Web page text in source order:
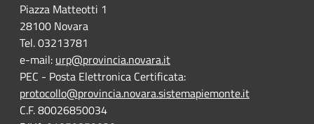
Piazza Matteotti 1
28100 Novara
Tel. 03213781
e-mail: urp@provincia.novara.it
PEC - Posta Elettronica Certificata:
protocollo@provincia.novara.sistemapiemonte.it
C.F. 80026850034